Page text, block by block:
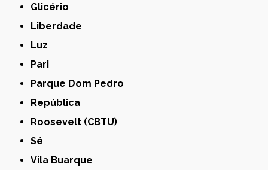
Glicério
Liberdade
Luz
Pari
Parque Dom Pedro
República
Roosevelt (CBTU)
Sé
Vila Buarque